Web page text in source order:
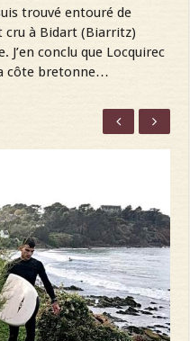
trouvé entouré de
cru à Bidart (Biarritz)
J’en conclu que Locquirec
côte bretonne…